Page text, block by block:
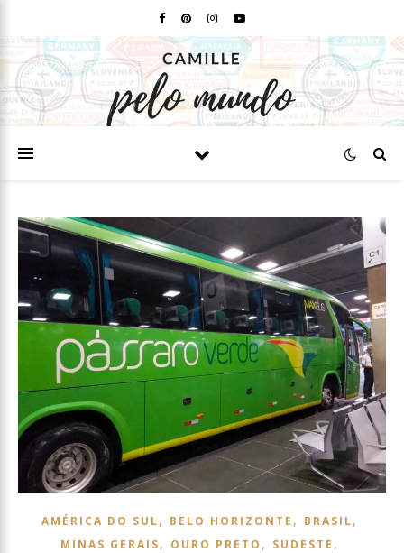
AMÉRICA DO SUL, BELO HORIZONTE , BRASIL,
MINAS GERAIS, OURO PRETO , SUDESTE ,